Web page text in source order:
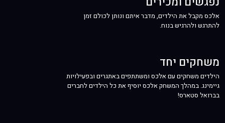
אלכס מקבל את הילדים, מדבר איתם ונותן לכולם זמן
להתרגש ולהרגיש בנוח.
משחקים יחד
הילדים משחקים עם אלכס ומשתתפים באתגרים ובפעילויות
גיימינג. במהלך המשחק אלכס יוסיף את כל הילדים לחברים
בברואל סטארס!